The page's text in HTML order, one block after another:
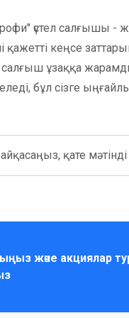
үстел салғышы
кеңсе
салғыш ұзаққа
бұл сізге
қате
және акциялар